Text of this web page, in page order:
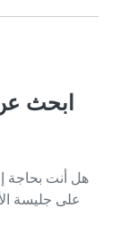
ابحث
هل أنت بحاجة
على جليسة